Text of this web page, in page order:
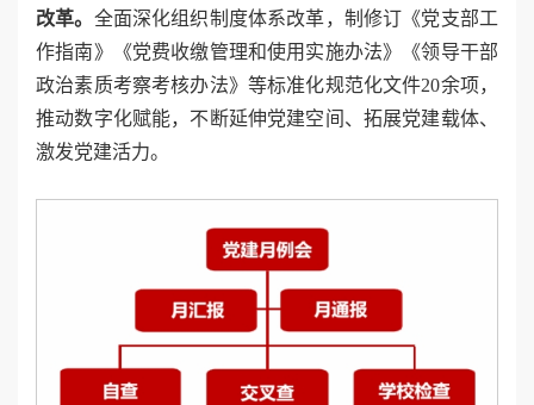
改革。 全面深化组织制度体系改革，制修订《党支部工
作指南》《党费收缴管理和使用实施办法》《领导干部
政治素质考察考核办法》等标准化规范化文件20余项，
推动数字化赋能，不断延伸党建空间、拓展党建载体、
激发党建活力。